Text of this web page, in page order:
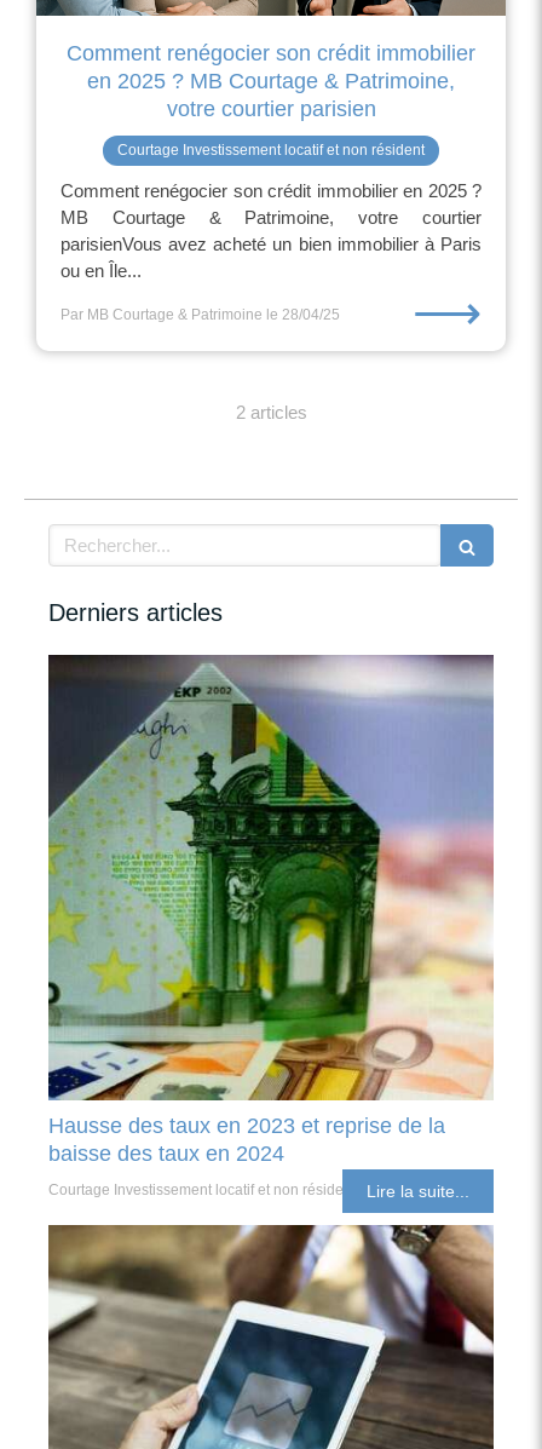
Comment renégocier son crédit immobilier
en 2025 ? MB Courtage & Patrimoine,
votre courtier parisien
Courtage Investissement locatif et non résident
Comment renégocier son crédit immobilier en 2025 ?
MB Courtage & Patrimoine, votre courtier
parisienVous avez acheté un bien immobilier à Paris
ou en Île...
Par MB Courtage & Patrimoine le 28/04/25 ⟶
2 articles
Rechercher
Derniers articles
Hausse des taux en 2023 et reprise de la
baisse des taux en 2024
Courtage Investissement locatif et non résident Lire la suite...